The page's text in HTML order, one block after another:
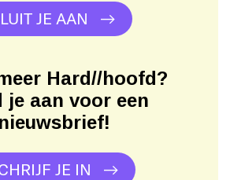
JE AAN
Hard//hoofd?
je aan voor een
nieuwsbrief!
JE IN